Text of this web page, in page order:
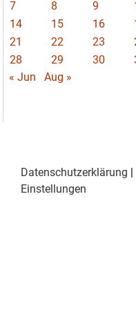
7
8 9
14
15 16
21
22 23
28
29 30
« Jun
Aug »
Datenschutzerklärung |
Einstellungen